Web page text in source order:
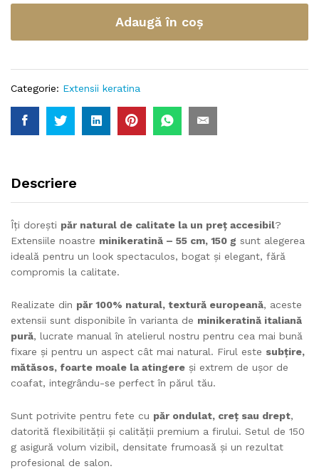
Adaugă în coș
Categorie: Extensii keratina
Descriere
Îți dorești păr natural de calitate la un preț accesibil?
Extensiile noastre minikeratină – 55 cm, 150 g sunt alegerea
ideală pentru un look spectaculos, bogat și elegant, fără
compromis la calitate.
Realizate din păr 100% natural, textură europeană, aceste
extensii sunt disponibile în varianta de minikeratină italiană
pură, lucrate manual în atelierul nostru pentru cea mai bună
fixare și pentru un aspect cât mai natural. Firul este subțire,
mătăsos, foarte moale la atingere și extrem de ușor de
coafat, integrându-se perfect în părul tău.
Sunt potrivite pentru fete cu păr ondulat, creț sau drept,
datorită flexibilității și calității premium a firului. Setul de 150
g asigură volum vizibil, densitate frumoasă și un rezultat
profesional de salon.